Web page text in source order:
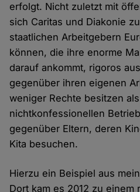
erfolgt. Nicht zuletzt mit
sich Caritas und Diakonie
staatlichen Arbeitgebern
können, die ihre enorme
darauf ankommt, rigoros
gegenüber ihren eigenen
weniger Rechte besitzen
nichtkonfessionellen
gegenüber Eltern, deren
Kita besuchen.
Hierzu ein Beispiel aus
Dort kam es 2012 zu einem